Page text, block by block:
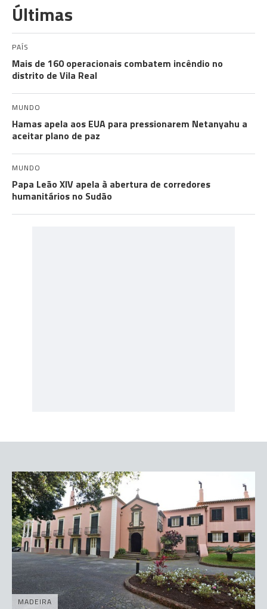
Últimas
PAÍS
Mais de 160 operacionais combatem incêndio no
distrito de Vila Real
MUNDO
Hamas apela aos EUA para pressionarem Netanyahu a
aceitar plano de paz
MUNDO
Papa Leão XIV apela à abertura de corredores
humanitários no Sudão
MADEIRA